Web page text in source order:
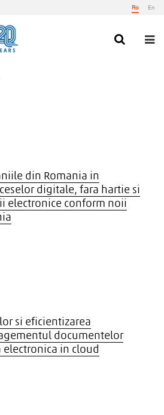
Ro En
din Romania in
digitale, fara hartie si
electronice conform noii
si eficientizarea
documentelor
in cloud